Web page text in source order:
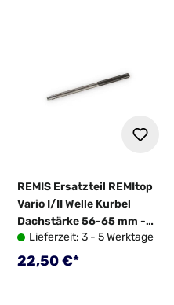
REMIS Ersatzteil REMItop
Vario I/II Welle Kurbel
Dachstärke 56-65 mm -
10030155
Lieferzeit: 3 - 5 Werktage
Regulärer Preis:
22,50 €*